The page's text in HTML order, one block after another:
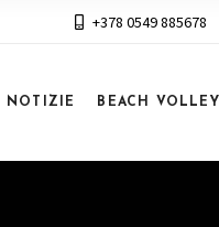
+378 0549 885678
NOTIZIE BEACH VOLLEY